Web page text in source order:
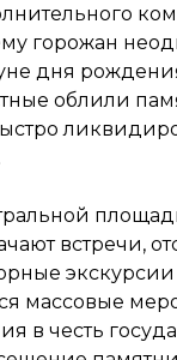
горожан
дня
облили
встречи,
экскурсии
массовые
в честь